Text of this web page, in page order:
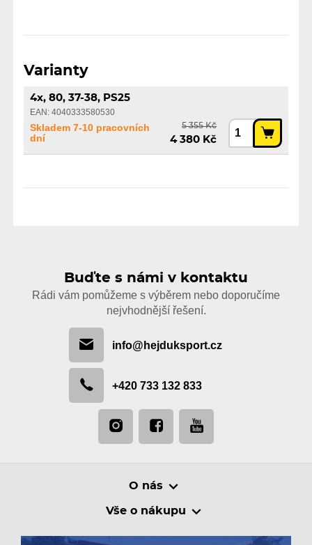
Varianty
4x, 80, 37-38, PS25
EAN: 4040333580530
Skladem 7-10 pracovních
dní
5 355 Kč
4 380 Kč
Buďte s námi v kontaktu
Rádi vám pomůžeme s výběrem nebo doporučíme
nejvhodnější řešení.
info@hejduksport.cz
+420 733 132 833
O nás
Vše o nákupu